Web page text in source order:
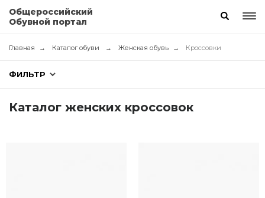
Общероссийский
Обувной портал
Главная Каталог обуви Женская обувь Кроссовки
ФИЛЬТР
Каталог женских кроссовок